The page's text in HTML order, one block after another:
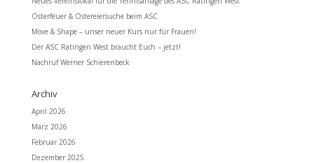
Osterfeuer & Ostereiersuche beim ASC
Move & Shape – unser neuer Kurs nur für Frauen!
Der ASC Ratingen West braucht Euch – jetzt!
Nachruf Werner Schierenbeck
Archiv
April 2026
März 2026
Februar 2026
Dezember 2025